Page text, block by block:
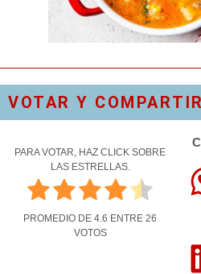
VOTAR Y
PARA VOTAR, HAZ CLICK SOBRE
LAS ESTRELLAS.
PROMEDIO DE 4.6 ENTRE 26
VOTOS